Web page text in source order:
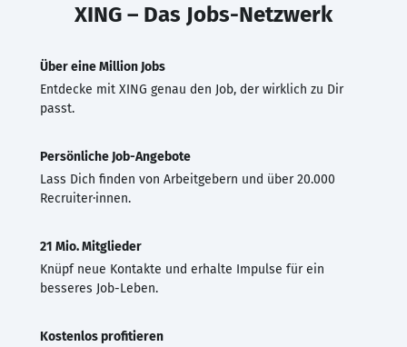
XING – Das Jobs-Netzwerk
Über eine Million Jobs
Entdecke mit XING genau den Job, der wirklich zu Dir
passt.
Persönliche Job-Angebote
Lass Dich finden von Arbeitgebern und über 20.000
Recruiter·innen.
21 Mio. Mitglieder
Knüpf neue Kontakte und erhalte Impulse für ein
besseres Job-Leben.
Kostenlos profitieren